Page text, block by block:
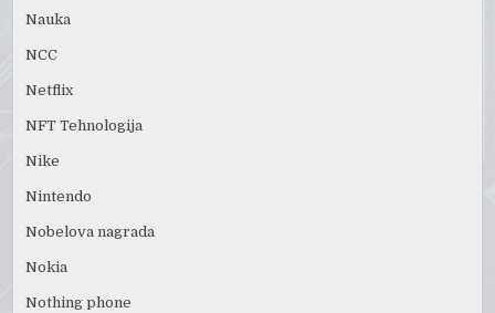
Nauka
NCC
Netflix
NFT Tehnologija
Nike
Nintendo
Nobelova nagrada
Nokia
Nothing phone